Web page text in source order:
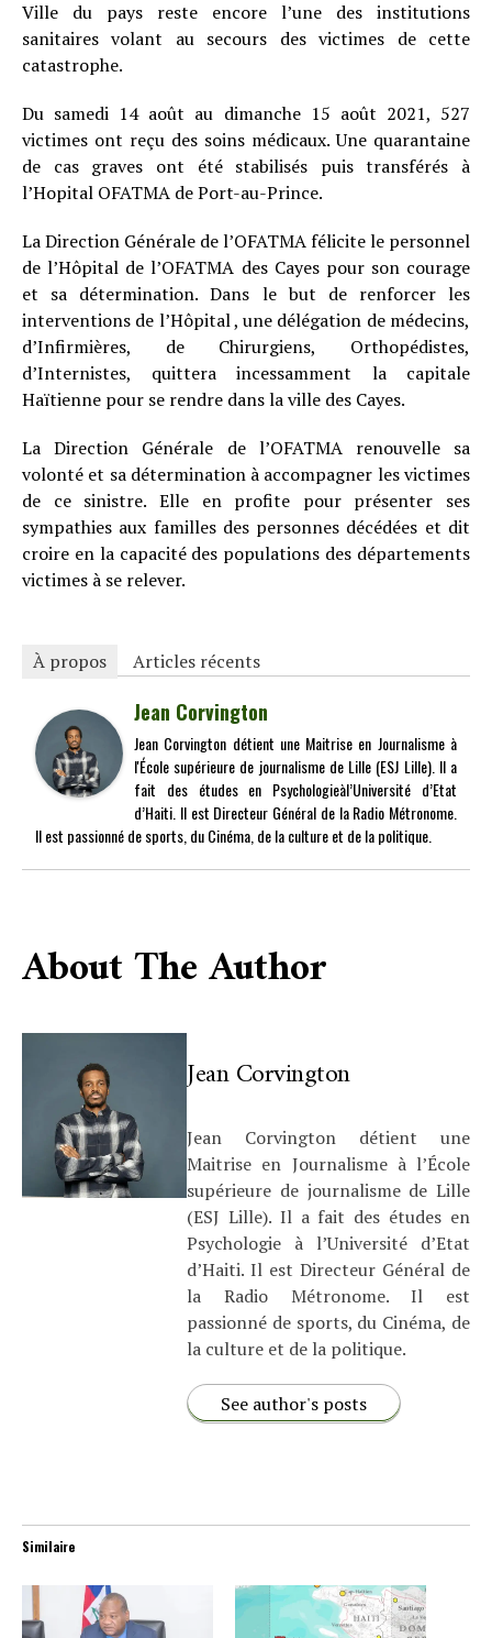
Ville du pays reste encore l’une des institutions
sanitaires volant au secours des victimes de cette
catastrophe.
Du samedi 14 août au dimanche 15 août 2021, 527
victimes ont reçu des soins médicaux. Une quarantaine
de cas graves ont été stabilisés puis transférés à
l’Hopital OFATMA de Port-au-Prince.
La Direction Générale de l’OFATMA félicite le personnel
de l’Hôpital de l’OFATMA des Cayes pour son courage
et sa détermination. Dans le but de renforcer les
interventions de l’Hôpital , une délégation de médecins,
d’Infirmières, de Chirurgiens, Orthopédistes,
d’Internistes, quittera incessamment la capitale
Haïtienne pour se rendre dans la ville des Cayes.
La Direction Générale de l’OFATMA renouvelle sa
volonté et sa détermination à accompagner les victimes
de ce sinistre. Elle en profite pour présenter ses
sympathies aux familles des personnes décédées et dit
croire en la capacité des populations des départements
victimes à se relever.
À propos Articles récents
Jean Corvington
Jean Corvington détient une Maitrise en Journalisme à
l'École supérieure de journalisme de Lille (ESJ Lille). Il a
fait des études en Psychologieàl’Université d’Etat
d’Haiti. Il est Directeur Général de la Radio Métronome.
Il est passionné de sports, du Cinéma, de la culture et de la politique.
About The Author
Jean Corvington
Jean Corvington détient une
Maitrise en Journalisme à l’École
supérieure de journalisme de Lille
(ESJ Lille). Il a fait des études en
Psychologie à l’Université d’Etat
d’Haiti. Il est Directeur Général de
la Radio Métronome. Il est
passionné de sports, du Cinéma, de
la culture et de la politique.
See author's posts
Similaire